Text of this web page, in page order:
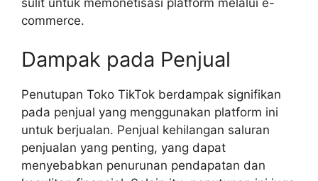
commerce.
Dampak pada Penjual
Penutupan Toko TikTok berdampak signifikan
pada penjual yang menggunakan platform ini
untuk berjualan. Penjual kehilangan saluran
penjualan yang penting, yang dapat
menyebabkan penurunan pendapatan dan